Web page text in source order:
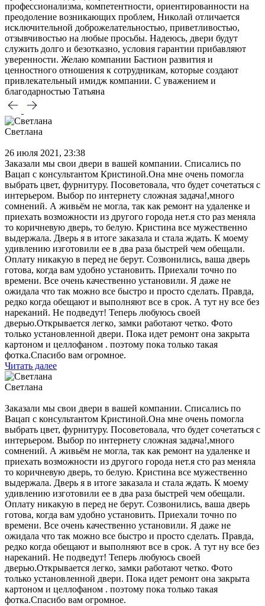
профессионализма, компетентности, ориентированности на
преодоление возникающих проблем, Николай отличается
исключительной доброжелательностью, приветливостью,
отзывчивостью на любые просьбы. Надеюсь, двери будут
служить долго и безотказно, условия гарантии прибавляют
уверенности. Желаю компании Бастион развития и
ценностного отношения к сотрудникам, которые создают
привлекательный имидж компании. С уважением и
благодарностью Татьяна
Светлана
26 июля 2021, 23:38
Заказали мы свои двери в вашей компании. Списались по
Вацап с консультантом Кристиной.Она мне очень помогла
выбрать цвет, фурнитуру. Посоветовала, что будет сочетаться с
интерьером. Выбор по интернету сложная задача!,много
сомнений. А живьём не могла, так как ремонт на удаленке и
приехать возможности из другого города нет.я сто раз меняла
то коричневую дверь, то белую. Кристина все мужественно
выдержала. Дверь я в итоге заказала и стала ждать. К моему
удивлению изготовили ее в два раза быстрей чем обещали.
Оплату никакую в перед не берут. Созвонились, ваша дверь
готова, когда вам удобно установить. Приехали точно по
времени. Все очень качественно установили. Я даже не
ожидала что так можно все быстро и просто сделать. Правда,
редко когда обещают и выполняют все в срок. А тут ну все без
нареканий. Не подведут! Теперь любуюсь своей
дверью.Открывается легко, замки работают четко. Фото
только установленной двери. Пока идет ремонт она закрыта
картоном и целлофаном . поэтому пока только такая
фотка.Спасибо вам огромное.
Читать далее
Светлана
Заказали мы свои двери в вашей компании. Списались по
Вацап с консультантом Кристиной.Она мне очень помогла
выбрать цвет, фурнитуру. Посоветовала, что будет сочетаться с
интерьером. Выбор по интернету сложная задача!,много
сомнений. А живьём не могла, так как ремонт на удаленке и
приехать возможности из другого города нет.я сто раз меняла
то коричневую дверь, то белую. Кристина все мужественно
выдержала. Дверь я в итоге заказала и стала ждать. К моему
удивлению изготовили ее в два раза быстрей чем обещали.
Оплату никакую в перед не берут. Созвонились, ваша дверь
готова, когда вам удобно установить. Приехали точно по
времени. Все очень качественно установили. Я даже не
ожидала что так можно все быстро и просто сделать. Правда,
редко когда обещают и выполняют все в срок. А тут ну все без
нареканий. Не подведут! Теперь любуюсь своей
дверью.Открывается легко, замки работают четко. Фото
только установленной двери. Пока идет ремонт она закрыта
картоном и целлофаном . поэтому пока только такая
фотка.Спасибо вам огромное.